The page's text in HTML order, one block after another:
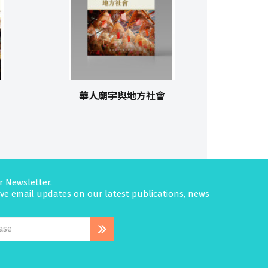
華人廟宇與地方社會
Newsletter.
email updates on our latest publications, news